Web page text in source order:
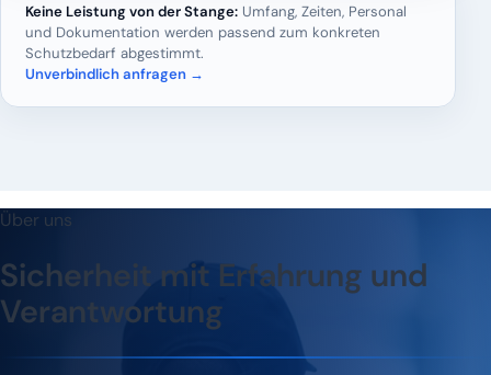
Keine Leistung von der Stange: Umfang, Zeiten, Personal
und Dokumentation werden passend zum konkreten
Schutzbedarf abgestimmt.
Unverbindlich anfragen →
Über uns
Sicherheit mit Erfahrung und
Verantwortung